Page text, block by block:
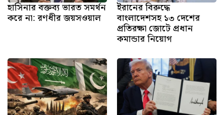
হাসিনার বক্তব্য ভারত সমর্থন
করে না: রণধীর জয়সওয়াল
ইরানের বিরুদ্ধে
বাংলাদেশসহ ১৩ দেশের
প্রতিরক্ষা জোটে প্রধান
কমান্ডার নিয়োগ